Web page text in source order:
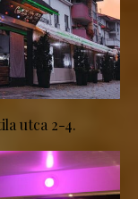
utca 2-4.